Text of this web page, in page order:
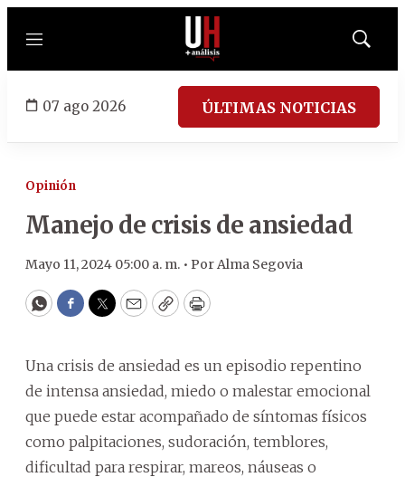
Menú
Mostrar
07 ago 2026 ÚLTIMAS NOTICIAS
Opinión
Manejo de crisis de ansiedad
Mayo 11, 2024 05:00 a. m. • PorAlma Segovia
WhatsApp
Facebook
Twitter
EmailCopyPrint
Una crisis de ansiedad es un episodio repentino
de intensa ansiedad, miedo o malestar emocional
que puede estar acompañado de síntomas físicos
como palpitaciones, sudoración, temblores,
dificultad para respirar, mareos, náuseas o